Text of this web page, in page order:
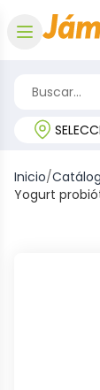
Inicio/
Yogurt